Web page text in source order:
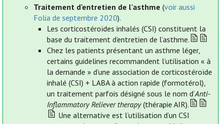
Traitement d'entretien de l'asthme (voir aussi
Folia de septembre 2020).
Les corticostéroïdes inhalés (CSI) constituent la
base du traitement d’entretien de l’asthme.
Chez les patients présentant un asthme léger,
certains guidelines recommandent l’utilisation « à
la demande » d’une association de corticostéroïde
inhalé (CSI) + LABA à action rapide (formotérol),
un traitement parfois désigné sous le nom d’Anti-
Inflammatory Reliever therapy(thérapie AIR).
Une alternative est l’utilisation d’un CSI